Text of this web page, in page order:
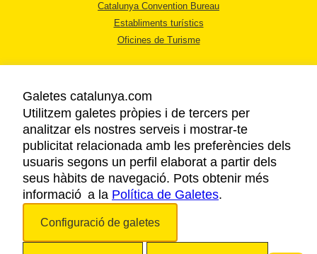
Catalunya Convention Bureau
Establiments turístics
Oficines de Turisme
AVÍS LEGAL
POLÍTICA DE PRIVACITAT
COOKIES
ACCESSIBILITAT
Galetes catalunya.com
Utilitzem galetes pròpies i de tercers per
analitzar els nostres serveis i mostrar-te
publicitat relacionada amb les preferències dels
usuaris segons un perfil elaborat a partir dels
seus hàbits de navegació. Pots obtenir més
informació a la Política de Galetes.
Configuració de galetes